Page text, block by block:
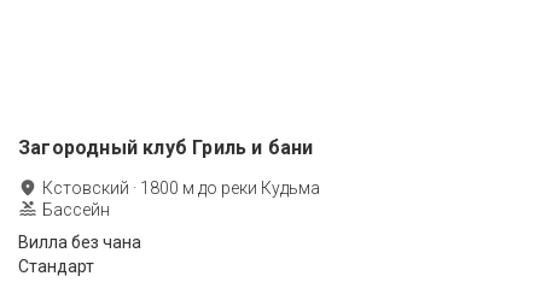
Загородный клуб Гриль и бани
Кстовский · 1800 м до реки Кудьма
Бассейн
Вилла без чана
Стандарт